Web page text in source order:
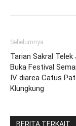
Sebelumnya
Tarian Sakral Telek
Buka Festival
IV diarea Catus
Klungkung
BERITA TERKAIT